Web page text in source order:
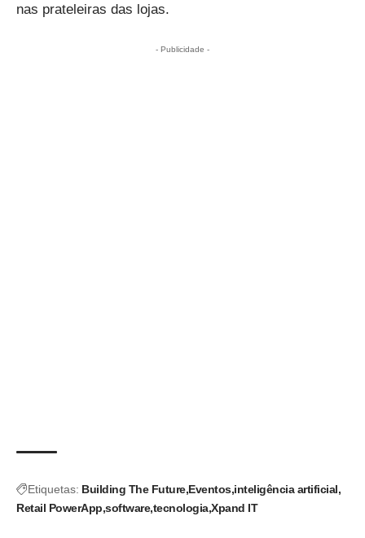
nas prateleiras das lojas.
- Publicidade -
Etiquetas: Building The Future Eventos inteligência artificial
Retail PowerApp software tecnologia Xpand IT